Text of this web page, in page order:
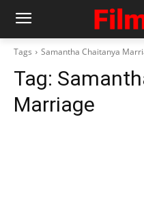
Tags Samantha Chaitanya
Tag:
Marriage